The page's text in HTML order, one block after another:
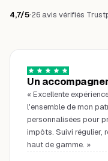
4,7/5·26 avis vérifiés
Un
«Excellente
l'ensemble de mon
personnalisées pour
impôts. Suivi régulier,
haut de gamme. »